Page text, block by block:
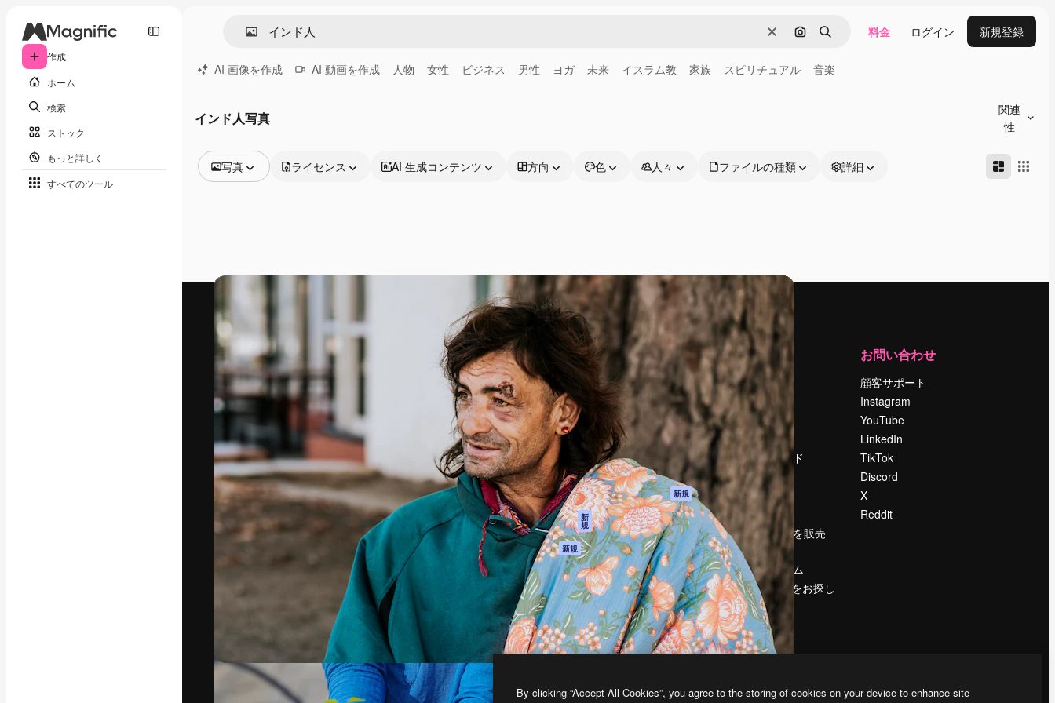
作成
ホーム
検索
ストック
もっと詳しく
すべてのツール
消去 画像で検索
検索 料金 ログイン 新規登録
AI 画像を作成 AI 動画を作成 人物 女性 ビジネス 男性 ヨガ 未来 イスラム教 家族 スピリチュアル 音楽
インド人写真
関連
性
写真
動画
モーショングラフィックス
動画テンプレート
アイコン
3D モデル
フォント
ライセンス AI 生成コンテンツ 方向 色 人々 ファイルの種類 詳細
最高のクリエイティブ制作を導くためのプラ
ットフォーム。クリエイター、企業、代理
店、スタジオを含む100万人以上が利用して
います。
製品
Spaces
AI アシスタント
AI 画像生成ツール
AI 動画生成ツール
AI 音声合成ツール
ストックコンテン
ツ
Claude/ChatGPT
向けMCP
新
規
エージェント 新規
API
モバイルアプリ
すべてのMagnificツ
ール
はじめに
Academy
ドキュメント
サポート
利用規約
プライバシーポリ
シー
オリジナル 新規
クッキーポリシー
トラストセンター
アフィリエイト
法人向け
運営
料金
会社概要
Reviews
採用情報
検索トレンド
ブログ
イベント
Slidesgo
コンテンツを販売
する
プレスルーム
magnific.aiをお探し
ですか？
お問い合わせ
顧客サポート
Instagram
YouTube
LinkedIn
TikTok
Discord
X
Reddit
Copyright © 2010-2026Freepik Company S.L.U. 無断複写・転載を禁じます
By clicking “Accept All Cookies”, you agree to the storing of cookies on your device to enhance site